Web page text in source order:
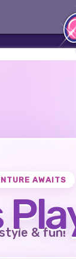
AWAITS
& fun!